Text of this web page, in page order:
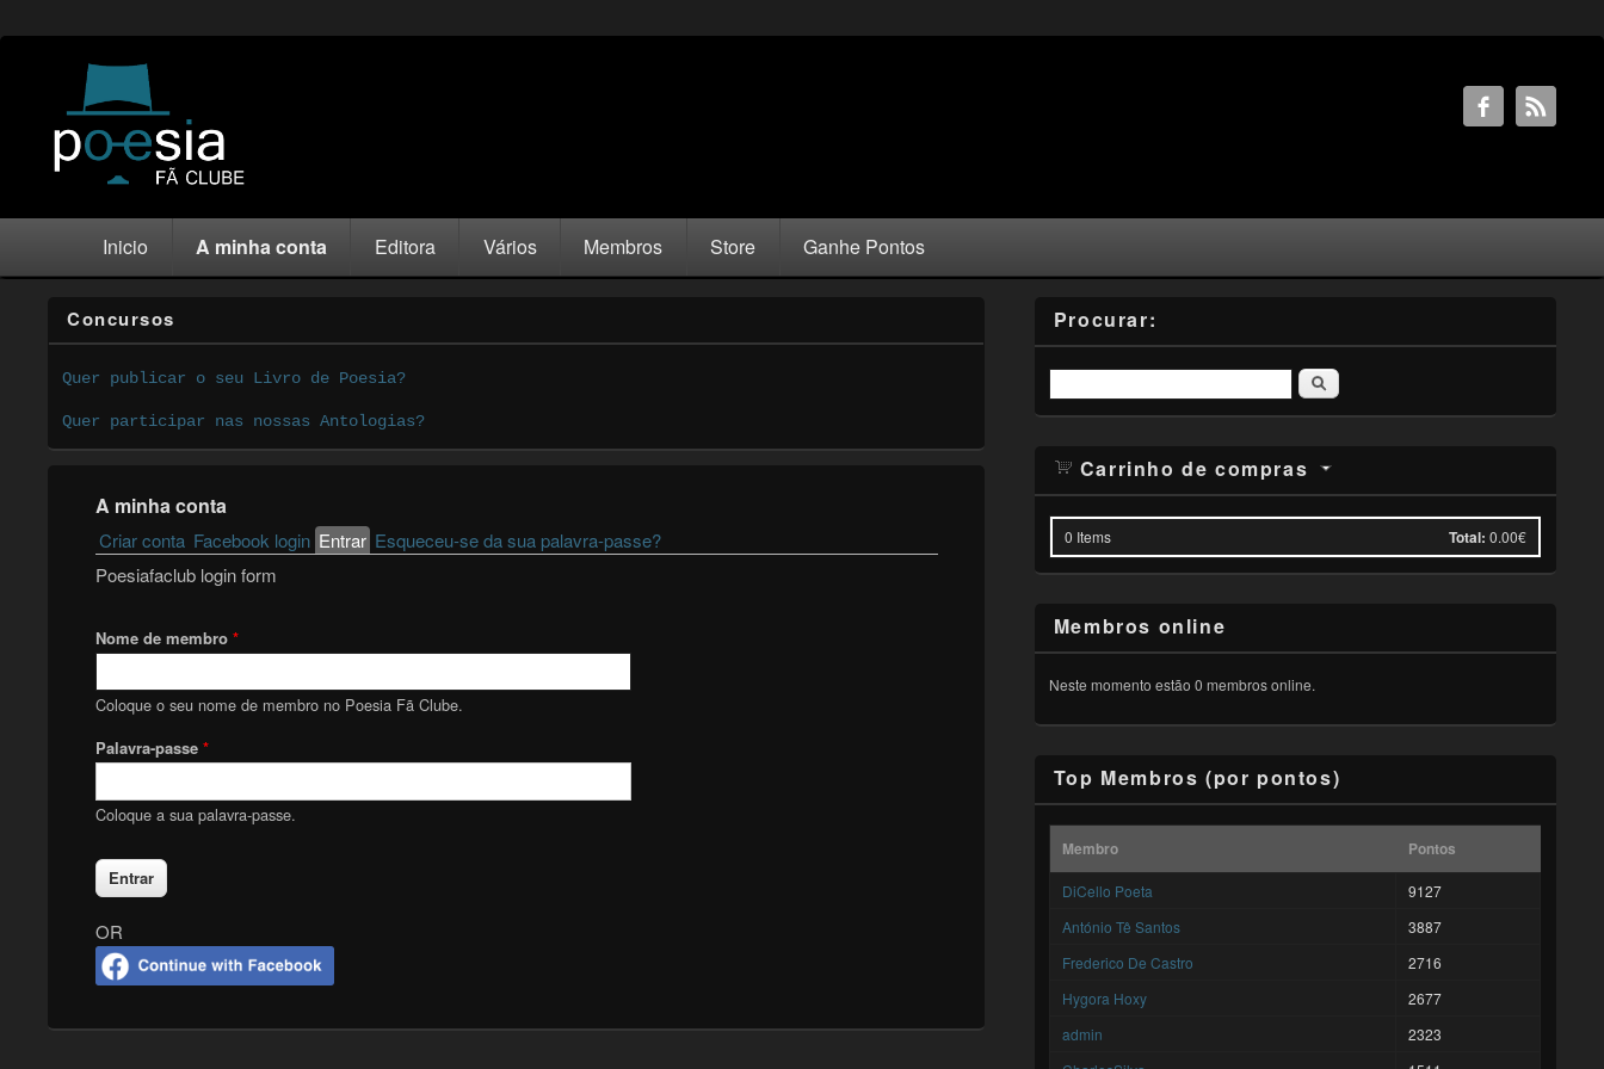
Inicio A minha conta Editora Vários Membros Store Ganhe Pontos
Concursos
Quer publicar o seu Livro de Poesia?
Quer participar nas nossas Antologias?
A minha conta
Primary tabs
Criar conta Facebook login Entrar(active tab)
Esqueceu-se da sua palavra-passe?
Poesiafaclub login form
Nome de membro *
Coloque o seu nome de membro no Poesia Fã Clube.
Palavra-passe *
Coloque a sua palavra-passe.
OR
Procurar:
Pesquisar
Carrinho de compras
0 Items Total: 0.00€
Membros online
Neste momento estão 0 membros online.
Top Membros (por pontos)
Membro Pontos
DiCello Poeta
9127
António Tê Santos
3887
Frederico De Castro
2716
Hygora Hoxy
2677
admin
2323